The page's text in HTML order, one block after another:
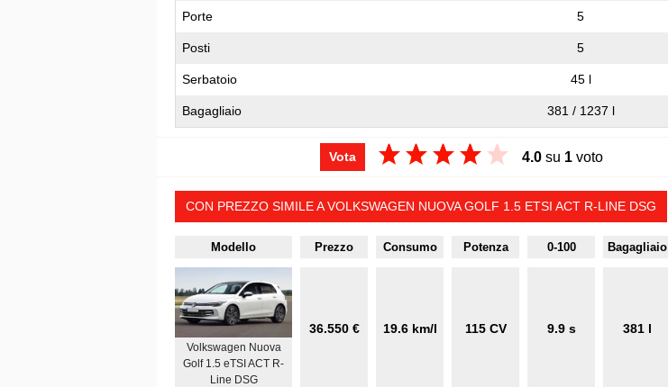
Porte 5
Posti 5
Serbatoio 45 l
Bagagliaio 381 / 1237 l
Vota 4.0 su 1 voto
CON PREZZO SIMILE A VOLKSWAGEN NUOVA GOLF 1.5 ETSI ACT R-LINE DSG
Modello Prezzo Consumo Potenza 0-100 Bagagliaio
Volkswagen Nuova
Golf 1.5 eTSI ACT R-
Line DSG
36.550 € 19.6 km/l 115 CV 9.9 s 381 l